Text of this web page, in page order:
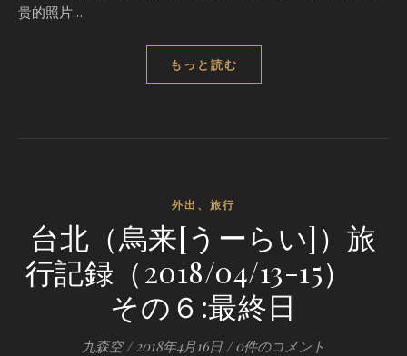
贵的照片…
もっと読む
外出、旅行
台北（烏来[うーらい]）旅
行記録（2018/04/13-15）
その６:最終日
九森空 / 2018年4月16日 / 0件のコメント